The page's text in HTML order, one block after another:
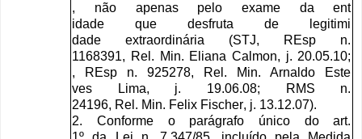
, não apenas pelo exame da
ent
idade
que desfruta de
legitimi
dade
extraordinária (STJ, REsp n.
1168391, Rel . Min. Eliana Calmon, j. 20.05.10;
,
REsp n. 925278, Rel . Min.Arnaldo
Este
ves
Lima, j. 19.06.08; RMS n.
24196, Rel . Min. Felix Fischer, j. 13.12.07).
2. Conforme o parágrafo único do art.